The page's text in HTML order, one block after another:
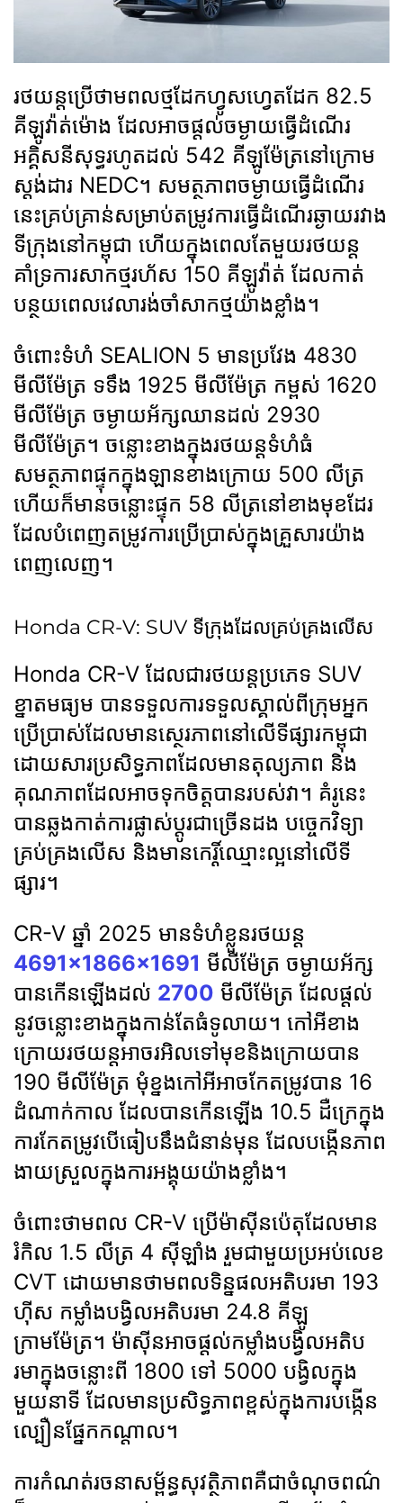
រថយន្តប្រើថាមពលថ្មដែកហ្វូសហ្វេតដែក 82.5
គីឡូវ៉ាត់ម៉ោង ដែលអាចផ្ដល់ចម្ងាយធ្វើដំណើរ
អគ្គិសនីសុទ្ធរហូតដល់ 542 គីឡូម៉ែត្រនៅក្រោម
ស្តង់ដារ NEDC។ សមត្ថភាពចម្ងាយធ្វើដំណើរ
នេះគ្រប់គ្រាន់សម្រាប់តម្រូវការធ្វើដំណើរឆ្ងាយរវាង
ទីក្រុងនៅកម្ពុជា ហើយក្នុងពេលតែមួយរថយន្ត
គាំទ្រការសាកថ្មរហ័ស 150 គីឡូវ៉ាត់ ដែលកាត់
បន្ថយពេលវេលារង់ចាំសាកថ្មយ៉ាងខ្លាំង។
ចំពោះទំហំ SEALION 5 មានប្រវែង 4830
មីលីម៉ែត្រ ទទឹង 1925 មីលីម៉ែត្រ កម្ពស់ 1620
មីលីម៉ែត្រ ចម្ងាយអ័ក្សឈានដល់ 2930
មីលីម៉ែត្រ។ ចន្លោះខាងក្នុងរថយន្តទំហំធំ
សមត្ថភាពផ្ទុកក្នុងឡានខាងក្រោយ 500 លីត្រ
ហើយក៏មានចន្លោះផ្ទុក 58 លីត្រនៅខាងមុខដែរ
ដែលបំពេញតម្រូវការប្រើប្រាស់ក្នុងគ្រួសារយ៉ាង
ពេញលេញ។
Honda CR-V: SUV ទីក្រុងដែលគ្រប់គ្រងលើស
Honda CR-V ដែលជារថយន្តប្រភេទ SUV
ខ្នាតមធ្យម បានទទួលការទទួលស្គាល់ពីក្រុមអ្នក
ប្រើប្រាស់ដែលមានស្ថេរភាពនៅលើទីផ្សារកម្ពុជា
ដោយសារប្រសិទ្ធភាពដែលមានតុល្យភាព និង
គុណភាពដែលអាចទុកចិត្តបានរបស់វា។ គំរូនេះ
បានឆ្លងកាត់ការផ្លាស់ប្តូរជាច្រើនដង បច្ចេកវិទ្យា
គ្រប់គ្រងលើស និងមានកេរ្តិ៍ឈ្មោះល្អនៅលើទី
ផ្សារ។
CR-V ឆ្នាំ 2025 មានទំហំខ្លួនរថយន្ត
4691×1866×1691 មីលីម៉ែត្រ ចម្ងាយអ័ក្ស
បានកើនឡើងដល់ 2700 មីលីម៉ែត្រ ដែលផ្ដល់
នូវចន្លោះខាងក្នុងកាន់តែធំទូលាយ។ កៅអីខាង
ក្រោយរថយន្តអាចរអិលទៅមុខនិងក្រោយបាន
190 មីលីម៉ែត្រ មុំខ្នងកៅអីអាចកែតម្រូវបាន 16
ដំណាក់កាល ដែលបានកើនឡើង 10.5 ដឺក្រេក្នុង
ការកែតម្រូវបើធៀបនឹងជំនាន់មុន ដែលបង្កើនភាព
ងាយស្រួលក្នុងការអង្គុយយ៉ាងខ្លាំង។
ចំពោះថាមពល CR-V ប្រើម៉ាស៊ីនប៉េតុដែលមាន
រំកិល 1.5 លីត្រ 4 ស៊ីឡាំង រួមជាមួយប្រអប់លេខ
CVT ដោយមានថាមពលទិន្នផលអតិបរមា 193
ហ៊ីស កម្លាំងបង្វិលអតិបរមា 24.8 គីឡូ
ក្រាមម៉ែត្រ។ ម៉ាស៊ីនអាចផ្ដល់កម្លាំងបង្វិលអតិប
រមាក្នុងចន្លោះពី 1800 ទៅ 5000 បង្វិលក្នុង
មួយនាទី ដែលមានប្រសិទ្ធភាពខ្ពស់ក្នុងការបង្កើន
ល្បឿនផ្នែកកណ្តាល។
ការកំណត់រចនាសម្ព័ន្ធសុវត្ថិភាពគឺជាចំណុចពណ៌